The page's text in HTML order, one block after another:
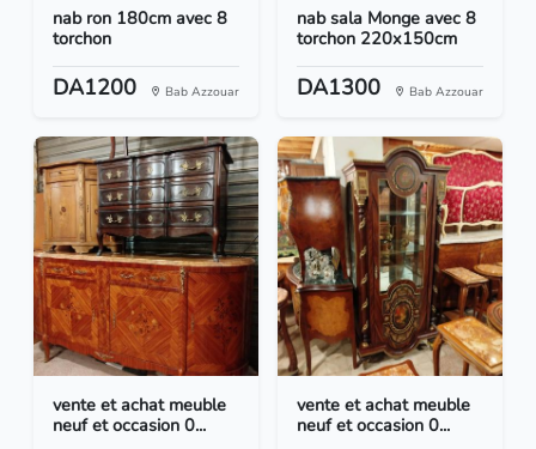
nab ron 180cm avec 8
torchon
DA1200 Bab Azzouar
nab sala Monge avec 8
torchon 220x150cm
DA1300 Bab Azzouar
vente et achat meuble
neuf et occasion 0...
vente et achat meuble
neuf et occasion 0...